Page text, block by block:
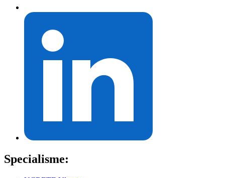
Specialisme: